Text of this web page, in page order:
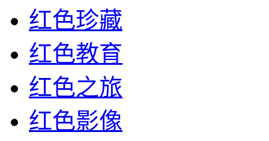
红色珍藏
红色教育
红色之旅
红色影像